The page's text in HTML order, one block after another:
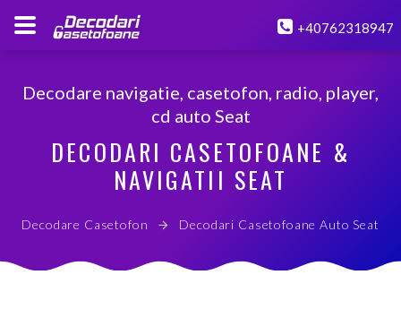
+40762318947
Decodare navigatie, casetofon, radio, player,
cd auto Seat
DECODARI CASETOFOANE &
NAVIGATII SEAT
Decodare Casetofon Decodari Casetofoane Auto Seat